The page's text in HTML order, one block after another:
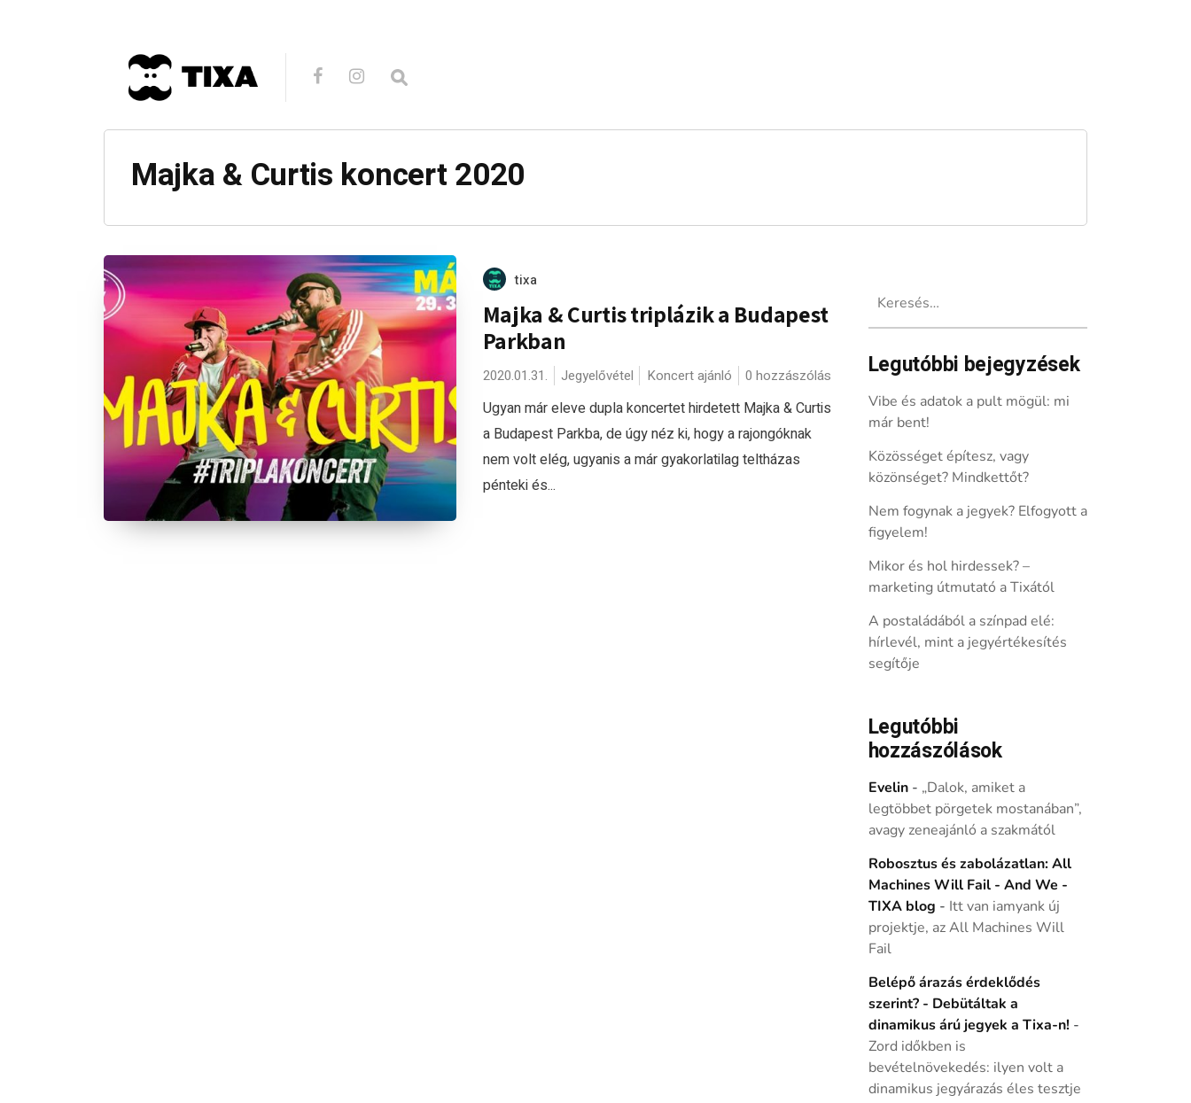
Majka & Curtis koncert 2020
tixa
Majka & Curtis triplázik a Budapest
Parkban
2020.01.31. Jegyelővétel Koncert ajánló 0 hozzászólás
Ugyan már eleve dupla koncertet hirdetett Majka & Curtis
a Budapest Parkba, de úgy néz ki, hogy a rajongóknak
nem volt elég, ugyanis a már gyakorlatilag teltházas
pénteki és...
Legutóbbi bejegyzések
Vibe és adatok a pult mögül: mi
már bent!
Közösséget építesz, vagy
közönséget? Mindkettőt?
Nem fogynak a jegyek? Elfogyott a
figyelem!
Mikor és hol hirdessek? –
marketing útmutató a Tixától
A postaládából a színpad elé:
hírlevél, mint a jegyértékesítés
segítője
Legutóbbi
hozzászólások
Evelin- „Dalok, amiket a
legtöbbet pörgetek mostanában”,
avagy zeneajánló a szakmától
Robosztus és zabolázatlan: All
Machines Will Fail - And We -
TIXA blog - Itt van iamyank új
projektje, az All Machines Will
Fail
Belépő árazás érdeklődés
szerint? - Debütáltak a
dinamikus árú jegyek a Tixa-n! -
Zord időkben is
bevételnövekedés: ilyen volt a
dinamikus jegyárazás éles tesztje